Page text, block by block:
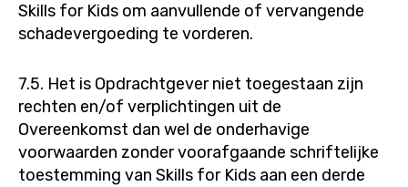
Skills for Kids om aanvullende of vervangende
schadevergoeding te vorderen.
7.5. Het is Opdrachtgever niet toegestaan zijn
rechten en/of verplichtingen uit de
Overeenkomst dan wel de onderhavige
voorwaarden zonder voorafgaande schriftelijke
toestemming van Skills for Kids aan een derde